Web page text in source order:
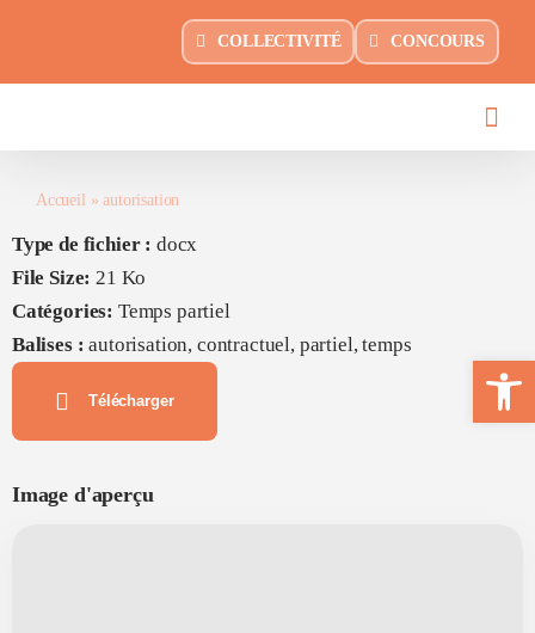
contenu
COLLECTIVITÉ CONCOURS
Accueil »autorisation
Type de fichier : docx
File Size:21 Ko
Catégories: Temps partiel
Balises :autorisation, contractuel, partiel, temps
Télécharger
Image d'aperçu
Ouvrir